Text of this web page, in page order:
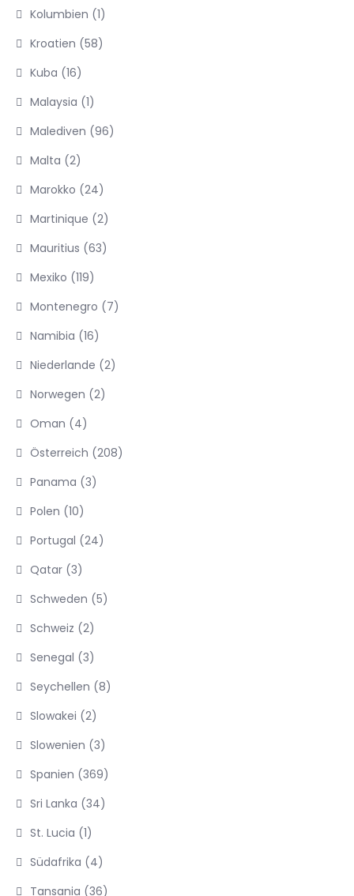
Kolumbien (1)
Kroatien (58)
Kuba (16)
Malaysia (1)
Malediven (96)
Malta (2)
Marokko (24)
Martinique (2)
Mauritius (63)
Mexiko (119)
Montenegro (7)
Namibia (16)
Niederlande (2)
Norwegen (2)
Oman (4)
Österreich (208)
Panama (3)
Polen (10)
Portugal (24)
Qatar (3)
Schweden (5)
Schweiz (2)
Senegal (3)
Seychellen (8)
Slowakei (2)
Slowenien (3)
Spanien (369)
Sri Lanka (34)
St. Lucia (1)
Südafrika (4)
Tansania (36)